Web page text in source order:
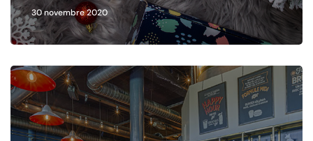
30 novembre 2020